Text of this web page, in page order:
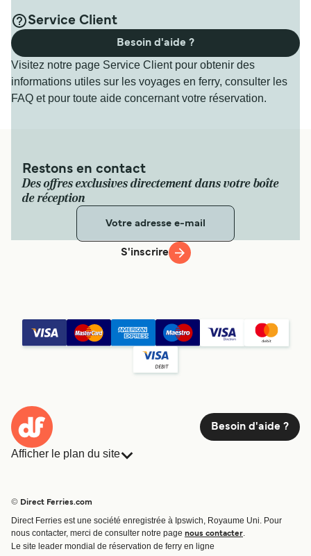
Service Client
Visitez notre page Service Client pour obtenir des
informations utiles sur les voyages en ferry, consulter les
FAQ et pour toute aide concernant votre réservation.
Besoin d'aide ?
Restons en contact
Des offres exclusives directement dans votre boîte
de réception
S'inscrire
Besoin d'aide ?
Afficher le plan du site
Traversées et ports
Billet de bateau
© Direct Ferries.com
Direct Ferries est une société enregistrée à Ipswich, Royaume Uni. Pour
nous contacter, merci de consulter notre page nous contacter.
Le site leader mondial de réservation de ferry en ligne